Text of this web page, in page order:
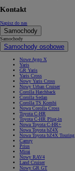
Kontakt
Napisz do nas
Samochody
Samochody
Samochody osobowe
Nowe Aygo X
Yaris
GR Yaris
Yaris Cross
Nowy Yaris Cross
Nowy Urban Cruiser
Corolla Hatchback
Corolla Sedan
Corolla TS Kombi
Nowa Corolla Cross
Toyota C-HR
Toyota C-HR Plug-in
Nowa Toyota C-HR+
Nowa Toyota bZ4X
Nowa Toyota bZ4X Touring
Camry
Prius
Mirai
Nowy RAV4
Land Cruiser
Nowy GR GT